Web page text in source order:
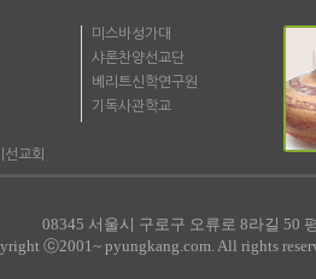
교회
미스바성가대
샤론찬양선교단
베리트신학연구원
기독사관학교
08345 서울시 구로구 오류로 8라길 50
ⓒ2001~ pyungkang.com. All rights